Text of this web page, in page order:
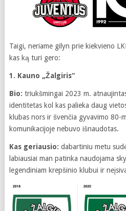
Taigi, neriame gilyn prie kiekvieno
kas ką turi gero:
1. Kauno „Žalgiris“
Bio: triukšmingai 2023 m.
identitetas kol kas palieka daug
klubas nors ir švenčia gyvavimo 80-
komunikacijoje nebuvo išnaudotas.
Kas geriausio: dabartiniu metu
labiausiai man patinka naudojama
legendiniam krepšinio klubui ir